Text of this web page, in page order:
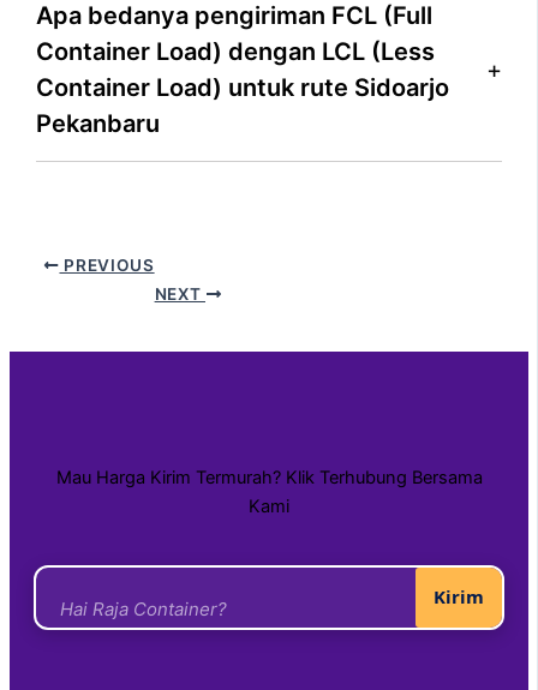
Apa bedanya pengiriman FCL (Full
Container Load) dengan LCL (Less
Container Load) untuk rute Sidoarjo
Pekanbaru
PREVIOUS
NEXT
Mau Harga Kirim Termurah? Klik Terhubung Bersama
Kami
Kirim